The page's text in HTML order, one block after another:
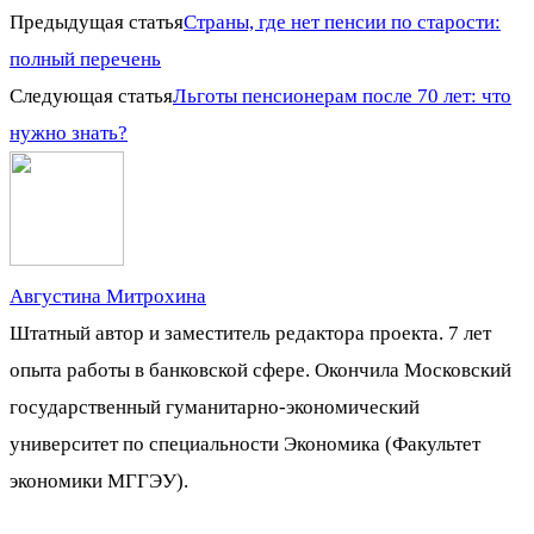
Предыдущая статьяСтраны, где нет пенсии по старости:
полный перечень
Следующая статьяЛьготы пенсионерам после 70 лет: что
нужно знать?
Августина Митрохина
Штатный автор и заместитель редактора проекта. 7 лет
опыта работы в банковской сфере. Окончила Московский
государственный гуманитарно-экономический
университет по специальности Экономика (Факультет
экономики МГГЭУ).